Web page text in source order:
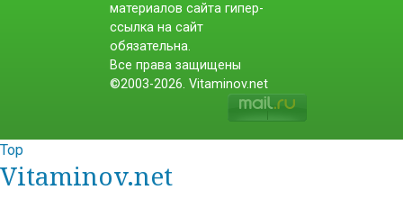
материалов сайта гипер-
ссылка на сайт
обязательна.
Все права защищены
©2003-2026. Vitaminov.net
Top
Vitaminov.net